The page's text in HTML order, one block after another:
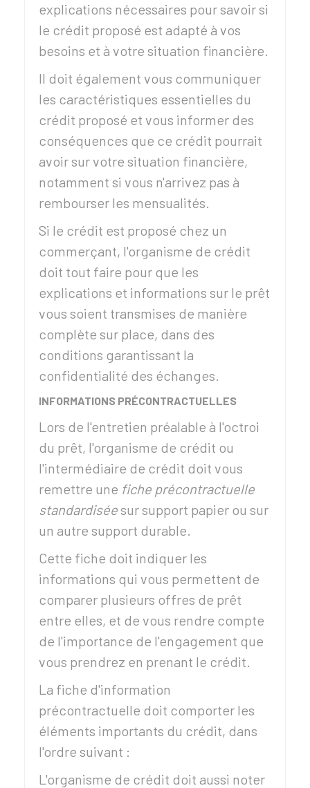
explications nécessaires pour savoir si
le crédit proposé est adapté à vos
besoins et à votre situation financière.
Il doit également vous communiquer
les caractéristiques essentielles du
crédit proposé et vous informer des
conséquences que ce crédit pourrait
avoir sur votre situation financière,
notamment si vous n'arrivez pas à
rembourser les mensualités.
Si le crédit est proposé chez un
commerçant, l'organisme de crédit
doit tout faire pour que les
explications et informations sur le prêt
vous soient transmises de manière
complète sur place, dans des
conditions garantissant la
confidentialité des échanges.
INFORMATIONS PRÉCONTRACTUELLES
Lors de l'entretien préalable à l'octroi
du prêt, l'organisme de crédit ou
l'intermédiaire de crédit doit vous
remettre une fiche précontractuelle
standardiséesur support papier ou sur
un autre support durable.
Cette fiche doit indiquer les
informations qui vous permettent de
comparer plusieurs offres de prêt
entre elles, et de vous rendre compte
de l'importance de l'engagement que
vous prendrez en prenant le crédit.
La fiche d'information
précontractuelle doit comporter les
éléments importants du crédit, dans
l'ordre suivant :
L'organisme de crédit doit aussi noter